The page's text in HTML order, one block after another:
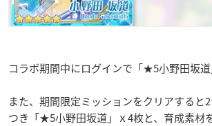
コラボ期間中にログインで「★5小野田坂道
また、期間限定ミッションをクリアすると
つき「★5小野田坂道」ｘ4枚と、育成素材